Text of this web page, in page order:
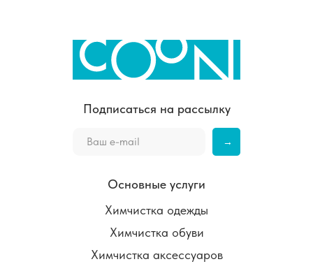
Химчистка одежды
Химчистка обуви
Химчистка аксессуаров
Основные услуги
→
Подписаться на рассылку